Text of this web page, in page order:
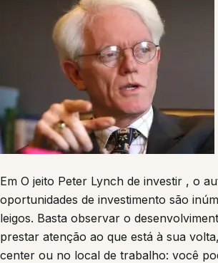
Em O jeito Peter Lynch de investir , o
oportunidades de investimento são
leigos. Basta observar o
prestar atenção ao que está à sua
center ou no local de trabalho: você